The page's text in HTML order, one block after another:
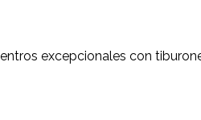
excepcionales con